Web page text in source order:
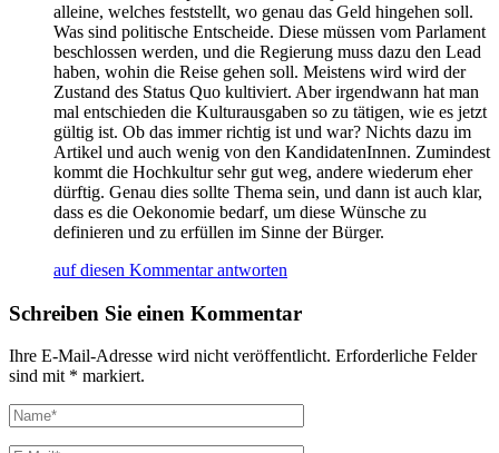
alleine, welches feststellt, wo genau das Geld hingehen soll.
Was sind politische Entscheide. Diese müssen vom Parlament
beschlossen werden, und die Regierung muss dazu den Lead
haben, wohin die Reise gehen soll. Meistens wird wird der
Zustand des Status Quo kultiviert. Aber irgendwann hat man
mal entschieden die Kulturausgaben so zu tätigen, wie es jetzt
gültig ist. Ob das immer richtig ist und war? Nichts dazu im
Artikel und auch wenig von den KandidatenInnen. Zumindest
kommt die Hochkultur sehr gut weg, andere wiederum eher
dürftig. Genau dies sollte Thema sein, und dann ist auch klar,
dass es die Oekonomie bedarf, um diese Wünsche zu
definieren und zu erfüllen im Sinne der Bürger.
auf diesen Kommentar antworten
Schreiben Sie einen Kommentar
Ihre E-Mail-Adresse wird nicht veröffentlicht. Erforderliche Felder
sind mit * markiert.